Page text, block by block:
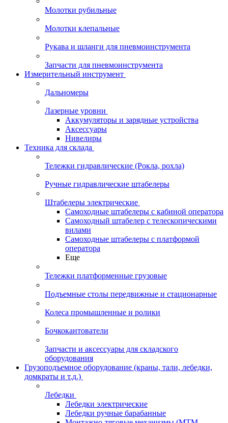
Молотки рубильные
Молотки клепальные
Рукава и шланги для пневмоинструмента
Запчасти для пневмоинструмента
Измерительный инструмент
Дальномеры
Лазерные уровни
Аккумуляторы и зарядные устройства
Аксессуары
Нивелиры
Техника для склада
Тележки гидравлические (Рокла, рохла)
Ручные гидравлические штабелеры
Штабелеры электрические
Самоходные штабелеры с кабиной оператора
Самоходный штабелер с телескопическими
вилами
Самоходные штабелеры с платформой
оператора
Еще
Тележки платформенные грузовые
Подъемные столы передвижные и стационарные
Колеса промышленные и ролики
Бочкокантователи
Запчасти и аксессуары для складского
оборудования
Грузоподъемное оборудование (краны, тали, лебедки,
домкраты и т.д.)
Лебедки
Лебедки электрические
Лебедки ручные барабанные